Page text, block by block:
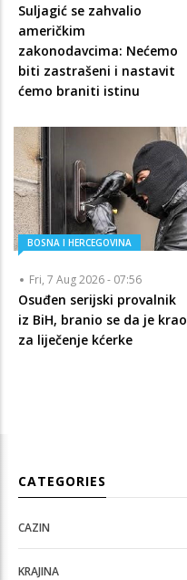
Suljagić se zahvalio
američkim
zakonodavcima: Nećemo
biti zastrašeni i nastavit
ćemo braniti istinu
BOSNA I HERCEGOVINA
Fri, 7 Aug 2026 - 07:56
Osuđen serijski provalnik
iz BiH, branio se da je krao
za liječenje kćerke
CATEGORIES
CAZIN
KRAJINA